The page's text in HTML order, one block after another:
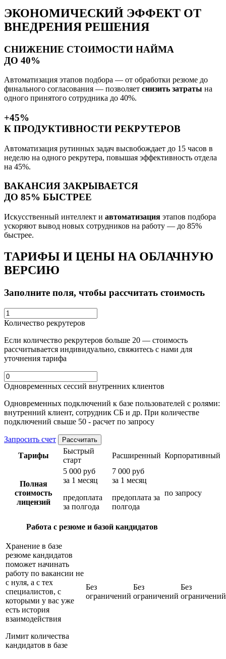
ЭКОНОМИЧЕСКИЙ ЭФФЕКТ ОТ
ВНЕДРЕНИЯ РЕШЕНИЯ
СНИЖЕНИЕ СТОИМОСТИ НАЙМА
ДО 40%
Автоматизация этапов подбора — от обработки резюме до
финального согласования — позволяет снизить затраты на
одного принятого сотрудника до 40%.
+45%
К ПРОДУКТИВНОСТИ РЕКРУТЕРОВ
Автоматизация рутинных задач высвобождает до 15 часов в
неделю на одного рекрутера, повышая эффективность отдела
на 45%.
ВАКАНСИЯ ЗАКРЫВАЕТСЯ
ДО 85% БЫСТРЕЕ
Искусственный интеллект и автоматизация этапов подбора
ускоряют вывод новых сотрудников на работу — до 85%
быстрее.
ТАРИФЫ И ЦЕНЫ НА ОБЛАЧНУЮ
ВЕРСИЮ
Заполните поля, чтобы рассчитать стоимость
Количество рекрутеров
Если количество рекрутеров больше 20 — стоимость
рассчитывается индивидуально, свяжитесь с нами для
уточнения тарифа
Одновременных сессий внутренних клиентов
Одновременных подключений к базе пользователей с ролями:
внутренний клиент, сотрудник СБ и др. При количестве
подключений свыше 50 - расчет по запросу
Запросить счет Рассчитать
Тарифы
Быстрый
старт
Расширенный Корпоративный
Полная
стоимость
лицензий
5 000 руб
за 1 месяц
предоплата
за полгода
7 000 руб
за 1 месяц
предоплата за
полгода
по запросу
Работа с резюме и базой кандидатов
Хранение в базе
резюме кандидатов
поможет начинать
работу по вакансии не
с нуля, а с тех
специалистов, с
которыми у вас уже
есть история
взаимодействия
Лимит количества
кандидатов в базе
Без
ограничений
Без
ограничений
Без
ограничений